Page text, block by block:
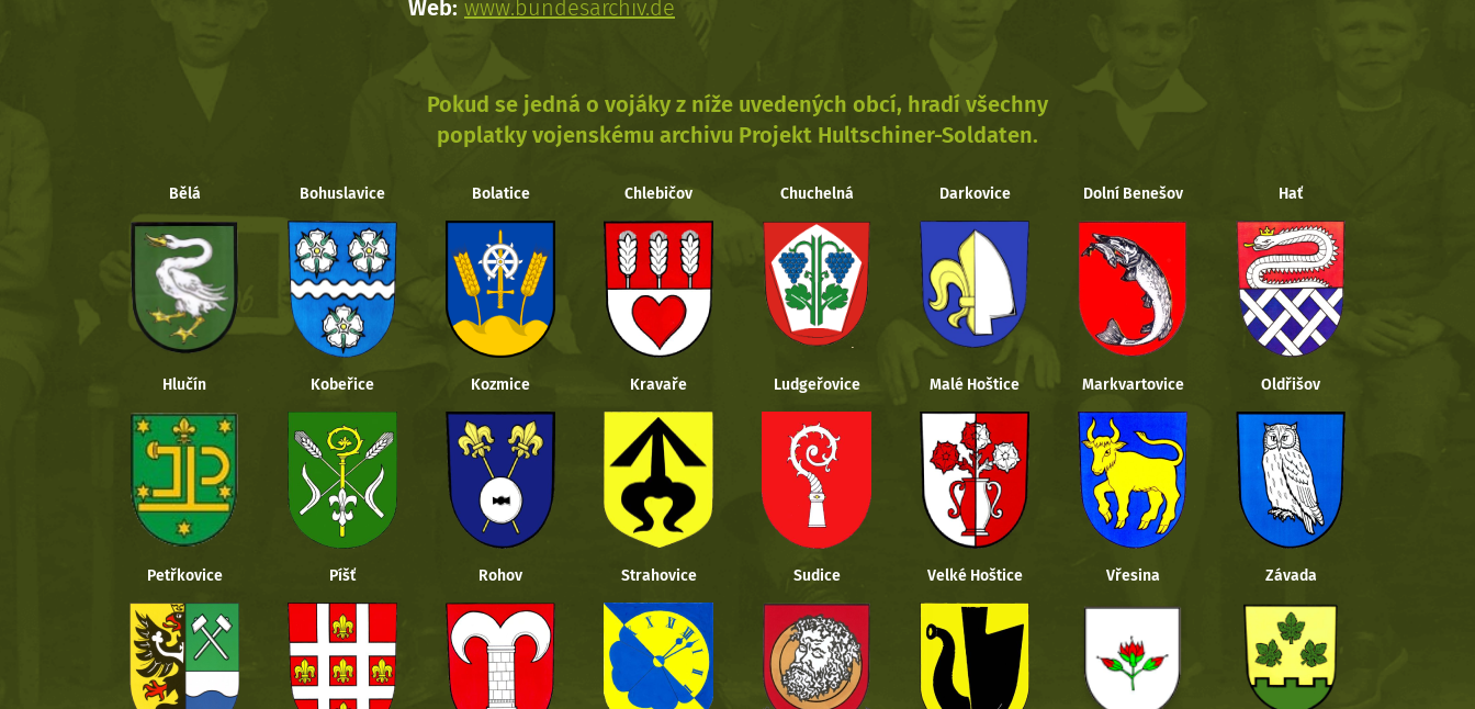
Web: www.bundesarchiv.de
Pokud se jedná o vojáky z níže uvedených obcí, hradí všechny
poplatky vojenskému archivu Projekt Hultschiner-Soldaten.
Bělá Bohuslavice Bolatice Chlebičov Chuchelná Darkovice Dolní Benešov Hať
Hlučín Kobeřice Kozmice Kravaře Ludgeřovice Malé Hoštice Markvartovice Oldřišov
Petřkovice Píšť Rohov Strahovice Sudice Velké Hoštice Vřesina Závada